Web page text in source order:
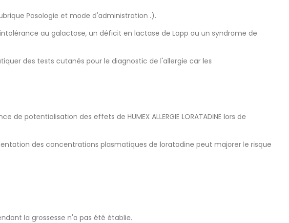
Posologie et mode d'administration .).
au galactose, un déficit en lactase de Lapp ou un syndrome de
des tests cutanés pour le diagnostic de l'allergie car les
potentialisation des effets de HUMEX ALLERGIE LORATADINE lors de
des concentrations plasmatiques de loratadine peut majorer le risque
la grossesse n'a pas été établie.